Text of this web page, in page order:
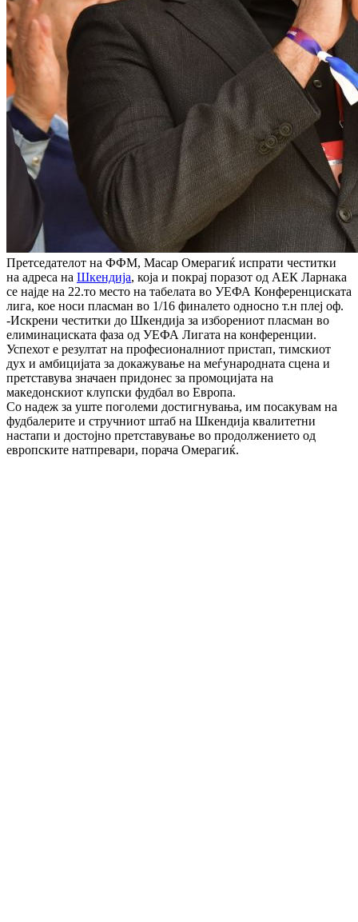
Претседателот на ФФМ, Масар Омерагиќ испрати честитки
на адреса на Шкендија, која и покрај поразот од АЕК Ларнака
се најде на 22.то место на табелата во УЕФА Конференциската
лига, кое носи пласман во 1/16 финалето односно т.н плеј оф.
-Искрени честитки до Шкендија за изборениот пласман во
елиминациската фаза од УЕФА Лигата на конференции.
Успехот е резултат на професионалниот пристап, тимскиот
дух и амбицијата за докажување на меѓународната сцена и
претставува значаен придонес за промоцијата на
македонскиот клупски фудбал во Европа.
Со надеж за уште поголеми достигнувања, им посакувам на
фудбалерите и стручниот штаб на Шкендија квалитетни
настапи и достојно претставување во продолжението од
европските натпревари, порача Омерагиќ.